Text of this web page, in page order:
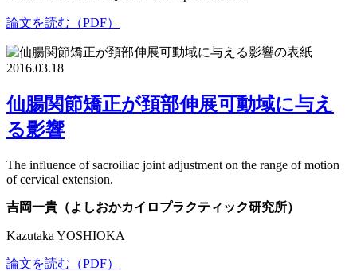
論文を読む（PDF）
2016.03.18
仙腸関節矯正が頚部伸展可動域に与え
る影響
The influence of sacroiliac joint adjustment on the range of motion
of cervical extension.
吉岡一貴（よしおかカイロプラクティック研究所）
Kazutaka YOSHIOKA
論文を読む（PDF）